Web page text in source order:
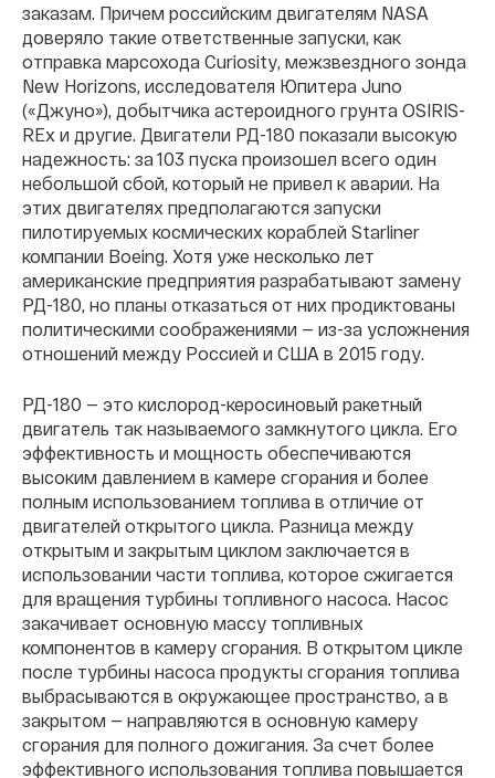
заказам. Причем российским двигателям NASA
доверяло такие ответственные запуски, как
отправка марсохода Curiosity, межзвездного зонда
New Horizons, исследователя Юпитера Juno
(«Джуно»), добытчика астероидного грунта OSIRIS-
REx и другие. Двигатели РД-180 показали высокую
надежность: за 103 пуска произошел всего один
небольшой сбой, который не привел к аварии. На
этих двигателях предполагаются запуски
пилотируемых космических кораблей Starliner
компании Boeing. Хотя уже несколько лет
американские предприятия разрабатывают замену
РД-180, но планы отказаться от них продиктованы
политическими соображениями — из-за усложнения
отношений между Россией и США в 2015 году.
РД-180 — это кислород-керосиновый ракетный
двигатель так называемого замкнутого цикла. Его
эффективность и мощность обеспечиваются
высоким давлением в камере сгорания и более
полным использованием топлива в отличие от
двигателей открытого цикла. Разница между
открытым и закрытым циклом заключается в
использовании части топлива, которое сжигается
для вращения турбины топливного насоса. Насос
закачивает основную массу топливных
компонентов в камеру сгорания. В открытом цикле
после турбины насоса продукты сгорания топлива
выбрасываются в окружающее пространство, а в
закрытом — направляются в основную камеру
сгорания для полного дожигания. За счет более
эффективного использования топлива повышается